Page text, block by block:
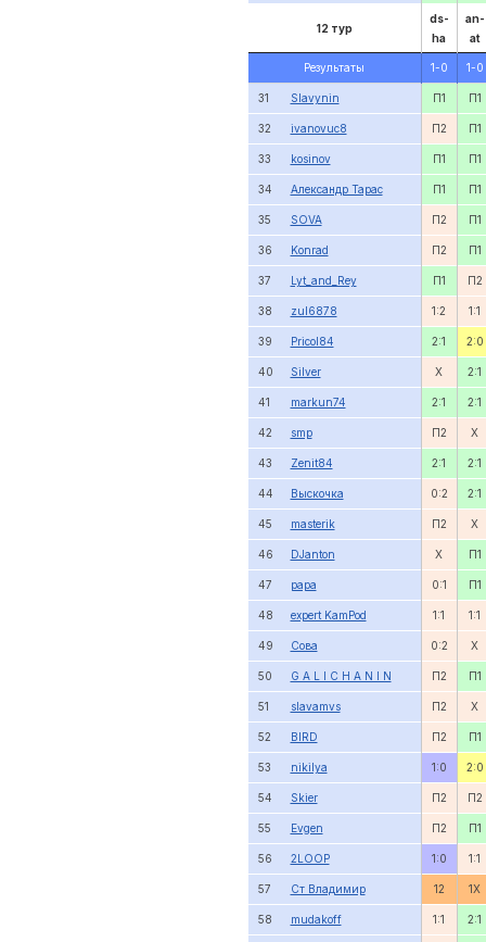
12 тур
ds-
ha
an-
at
Результаты 1-0 1-0
31 Slavynin П1 П1
32 ivanovuc8 П2 П1
33 kosinov П1 П1
34 Александр Тарас П1 П1
35 SOVA П2 П1
36 Konrad П2 П1
37 Lyt_and_Rey П1 П2
38 zul6878 1:2 1:1
39 Pricol84 2:1 2:0
40 Silver X 2:1
41 markun74 2:1 2:1
42 smp П2 X
43 Zenit84 2:1 2:1
44 Выскочка 0:2 2:1
45 masterik П2 X
46 DJanton X П1
47 papa 0:1 П1
48 expert KamPod 1:1 1:1
49 Сова 0:2 X
50 G A L I C H A N I N П2 П1
51 slavamvs П2 X
52 BIRD П2 П1
53 nikilya 1:0 2:0
54 Skier П2 П2
55 Evgen П2 П1
56 2LOOP 1:0 1:1
57 Ст Владимир 12 1X
58 mudakoff 1:1 2:1